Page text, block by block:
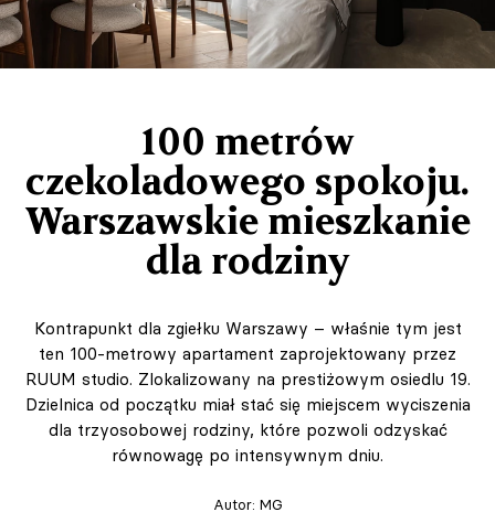
100 metrów
czekoladowego spokoju.
Warszawskie mieszkanie
dla rodziny
Kontrapunkt dla zgiełku Warszawy – właśnie tym jest
ten 100-metrowy apartament zaprojektowany przez
RUUM studio. Zlokalizowany na prestiżowym osiedlu 19.
Dzielnica od początku miał stać się miejscem wyciszenia
dla trzyosobowej rodziny, które pozwoli odzyskać
równowagę po intensywnym dniu.
Autor: MG